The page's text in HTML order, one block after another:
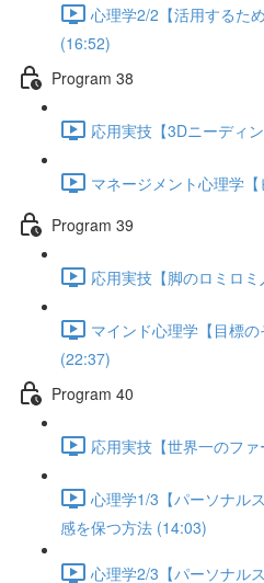
心理学2/2【活用するた
(16:52)
Program 38
応用実技【3Dニーディ
マネージメント心理学
Program 39
応用実技【脚のロミロ
マインド心理学【目標の
(22:37)
Program 40
応用実技【世界一のフ
心理学1/3【パーソナル
感を保つ方法 (14:03)
心理学2/3【パーソナル